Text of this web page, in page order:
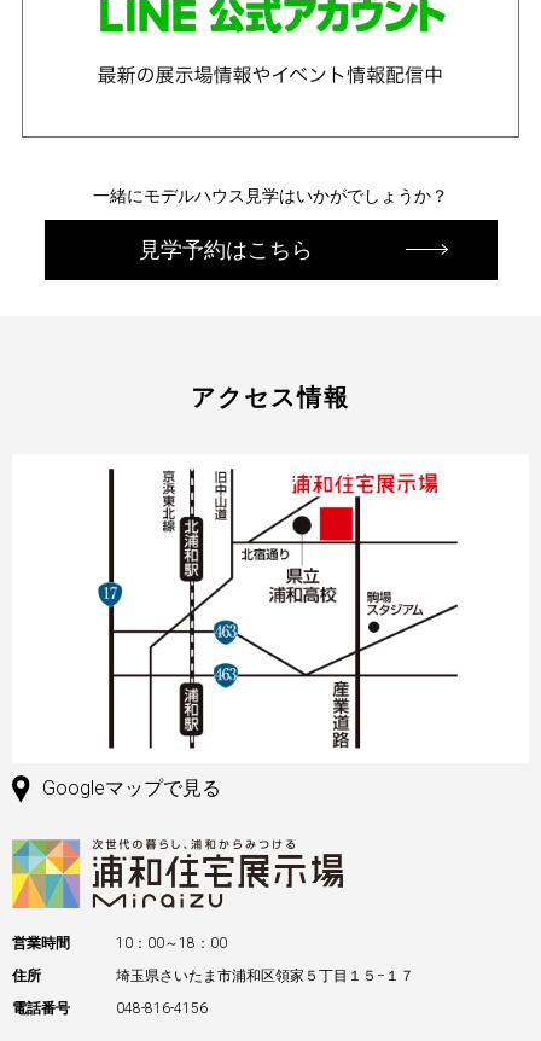
一緒にモデルハウス見学はいかがでしょうか？
見学予約はこちら
アクセス情報
Googleマップで見る
営業時間
10：00～18：00
住所
埼玉県さいたま市浦和区領家５丁目１５−１７
電話番号
048-816-4156